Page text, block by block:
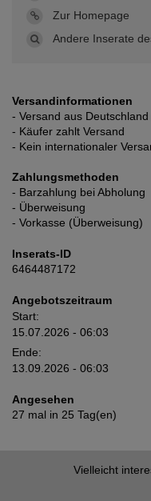
Zur Homepage
Andere Inserate
Versandinformationen
- Versand aus
- Käufer zahlt Versand
- Kein internationaler
Zahlungsmethoden
- Barzahlung bei Abholung
- Überweisung
- Vorkasse (Überweisung)
Inserats-ID
6464487172
Angebotszeitraum
Start:
15.07.2026 - 06:03
Ende:
13.09.2026 - 06:03
Angesehen
27 mal in 25 Tag(en)
Vielleicht